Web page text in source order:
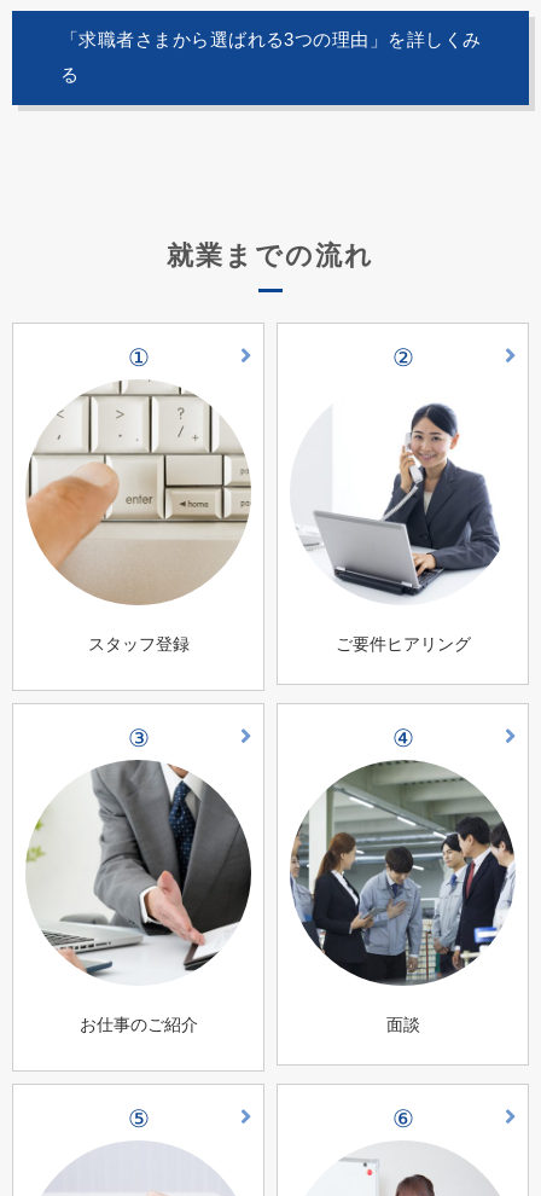
「求職者さまから選ばれる3つの理由」を詳しくみ
る
就業までの流れ
①
スタッフ登録
②
ご要件ヒアリング
③
お仕事のご紹介
④
面談
⑤ ⑥